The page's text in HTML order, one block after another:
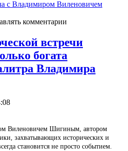
с Владимиром Виленовичем
комментарии
встречи
богата
Владимира
Виленовичем Шигиным, автором
захватывающих исторических и
становится не просто событием.